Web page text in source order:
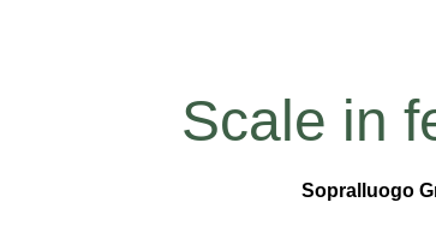
Scale in
Sopralluogo